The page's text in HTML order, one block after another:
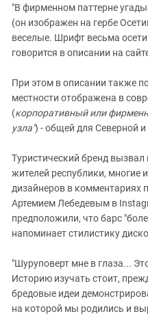
"В фирменном паттерне
(он изображен на гербе
веселые. Шрифт весьма
говорится в описании на
При этом в описании также
местности отображена в
(корпоративный или
узла") - общей для Северной
Туристический бренд
жителей республики, многие
дизайнеров в комментариях
Артемием Лебедевым в
предположили, что барс
напоминает стилистику
"Шуруповерт мне в глаза...
Историю изучать стоит,
бредовые идеи
на которой мы родились и